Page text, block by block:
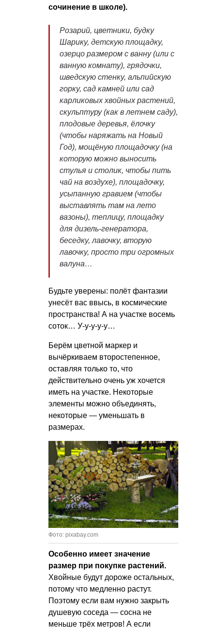
сочинение в школе).
Розарий, цветники, будку
Шарику, детскую площадку,
озерцо размером с ванну (или с
ванную комнату), грядочки,
шведскую стенку, альпийскую
горку, сад камней или сад
карликовых хвойных растений,
скульптуру (как в летнем саду),
плодовые деревья, ёлочку
(чтобы наряжать на Новый
Год), мощёную площадочку (на
которую можно выносить
стулья и столик, чтобы пить
чай на воздухе), площадочку,
усыпанную гравием (чтобы
выставлять там на лето
вазоны), теплицу, площадку
для дизель-генератора,
беседку, лавочку, вторую
лавочку, просто три огромных
валуна…
Будьте уверены: полёт фантазии
унесёт вас ввысь, в космические
пространства! А на участке восемь
соток… У-у-у-у-у…
Берём цветной маркер и
вычёркиваем второстепенное,
оставляя только то, что
действительно очень уж хочется
иметь на участке. Некоторые
элементы можно объединять,
некоторые — уменьшать в
размерах.
Фото: pixabay.com
Особенно имеет значение
размер при покупке растений.
Хвойные будут дороже остальных,
потому что медленно растут.
Поэтому если вам нужно закрыть
душевую соседа — сосна не
меньше трёх метров! А если